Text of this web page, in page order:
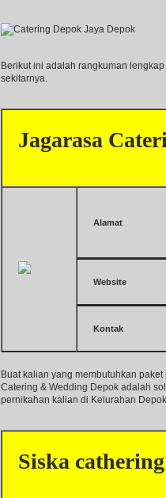
Berikut ini adalah rangkuman
sekitarnya.
Jagarasa
Alamat
Website
Kontak
Buat kalian yang membutuhkan
Catering & Wedding Depok adalah
pernikahan kalian di Kelurahan
Siska cathering